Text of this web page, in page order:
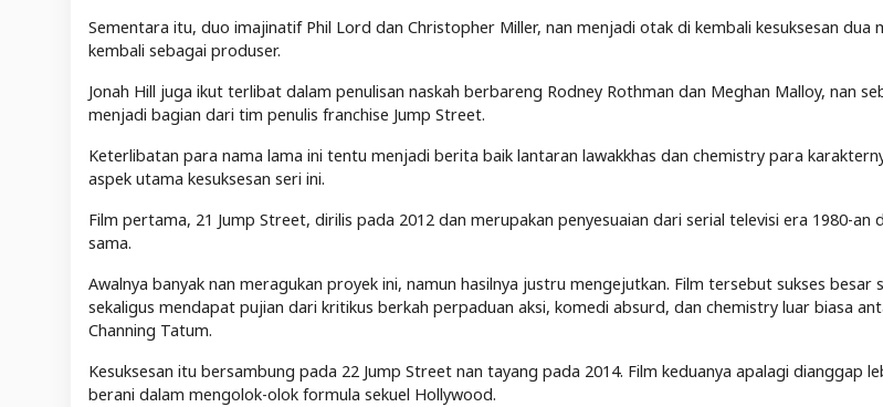
Sementara itu, duo imajinatif Phil Lord dan Christopher Miller, nan menjadi otak di kembali kesuksesan dua
kembali sebagai produser.
Jonah Hill juga ikut terlibat dalam penulisan naskah berbareng Rodney Rothman dan Meghan Malloy, nan
menjadi bagian dari tim penulis franchise Jump Street.
Keterlibatan para nama lama ini tentu menjadi berita baik lantaran lawakkhas dan chemistry para
aspek utama kesuksesan seri ini.
Film pertama, 21 Jump Street, dirilis pada 2012 dan merupakan penyesuaian dari serial televisi era 1980-an
sama.
Awalnya banyak nan meragukan proyek ini, namun hasilnya justru mengejutkan. Film tersebut sukses besar
sekaligus mendapat pujian dari kritikus berkah perpaduan aksi, komedi absurd, dan chemistry luar biasa
Channing Tatum.
Kesuksesan itu bersambung pada 22 Jump Street nan tayang pada 2014. Film keduanya apalagi dianggap
berani dalam mengolok-olok formula sekuel Hollywood.